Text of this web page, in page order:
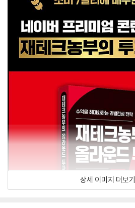
상세 이미지 더보기